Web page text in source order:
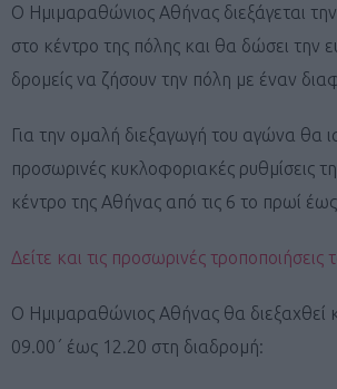
Ο Ημιμαραθώνιος Αθήνας διεξάγεται
στο κέντρο της πόλης και θα δώσει την
δρομείς να ζήσουν την πόλη με έναν
Για την ομαλή διεξαγωγή του αγώνα θα
προσωρινές κυκλοφοριακές ρυθμίσεις
κέντρο της Αθήνας από τις 6 το πρωί έως
Δείτε και τις προσωρινές
Ο Ημιμαραθώνιος Αθήνας θα διεξαχθεί
09.00΄ έως 12.20 στη διαδρομή: